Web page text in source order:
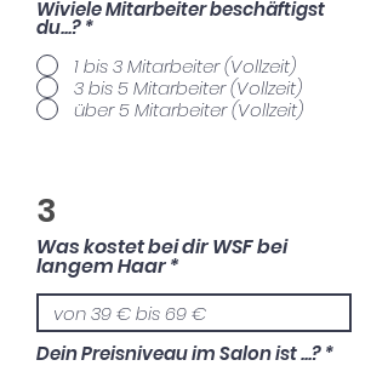
Wiviele Mitarbeiter beschäftigst
du...?*
1 bis 3 Mitarbeiter (Vollzeit)
3 bis 5 Mitarbeiter (Vollzeit)
über 5 Mitarbeiter (Vollzeit)
3
Was kostet bei dir WSF bei
langem Haar
Dein Preisniveau im Salon ist ...?*